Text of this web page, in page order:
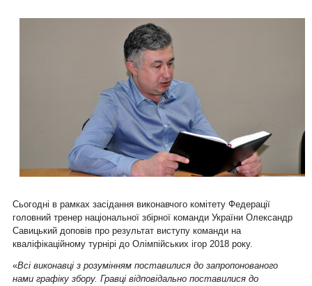
Сьогодні в рамках засідання виконавчого комітету Федерації
головний тренер національної збірної команди України Олександр
Савицький доповів про результат виступу команди на
кваліфікаційному турнірі до Олімпійських ігор 2018 року.
«Всі виконавці з розумінням поставилися до запропонованого
нами графіку збору. Гравці відповідально поставилися до